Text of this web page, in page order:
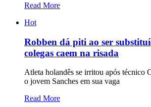
Read More
Hot
Robben dá piti ao ser
colegas caem na risada
Atleta holandês se irritou após técnico
o jovem Sanches em sua vaga
Read More